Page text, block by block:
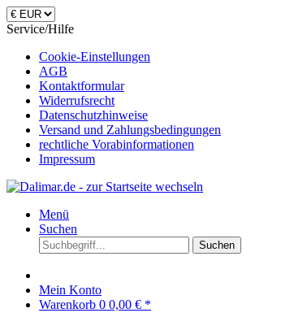
Service/Hilfe
Cookie-Einstellungen
AGB
Kontaktformular
Widerrufsrecht
Datenschutzhinweise
Versand und Zahlungsbedingungen
rechtliche Vorabinformationen
Impressum
Menü
Suchen
Suchen
Mein Konto
Warenkorb 0 0,00 € *